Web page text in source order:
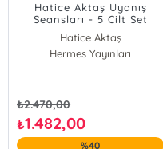
Hatice Aktaş Uyanış
Seansları - 5 Cilt Set
Hatice Aktaş
Hermes Yayınları
₺2.470,00
₺1.482,00
%40